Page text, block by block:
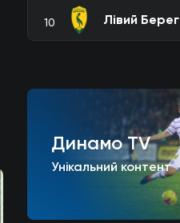
10 Лівий Берег
Динамо TV
Унікальний контент